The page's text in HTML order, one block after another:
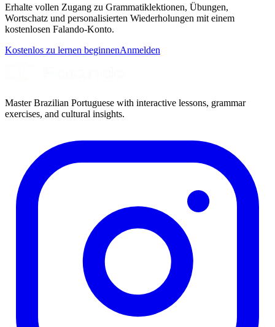
Erhalte vollen Zugang zu Grammatiklektionen, Übungen,
Wortschatz und personalisierten Wiederholungen mit einem
kostenlosen Falando-Konto.
Kostenlos zu lernen beginnenAnmelden
Master Brazilian Portuguese with interactive lessons, grammar
exercises, and cultural insights.